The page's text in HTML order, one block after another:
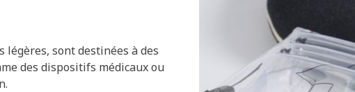
sont destinées à des
des dispositifs médicaux ou